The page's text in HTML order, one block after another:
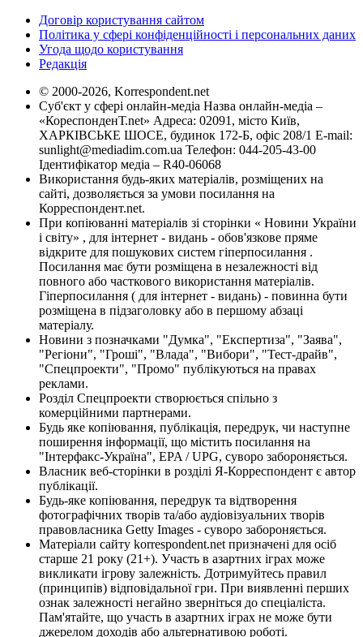
Договір користування сайтом
Політика у сфері конфіденційності і персональних даних
Угода щодо користування
Редакція
© 2000-2026, Korrespondent.net
Суб'єкт у сфері онлайн-медіа Назва онлайн-медіа –
«КореспонденТ.net» Адреса: 02091, місто Київ,
ХАРКІВСЬКЕ ШОСЕ, будинок 172-Б, офіс 208/1 E-mail:
sunlight@mediadim.com.ua Телефон: 044-205-43-00
Ідентифікатор медіа – R40-06068
Використання будь-яких матеріалів, розміщених на
сайті, дозволяється за умови посилання на
Корреспондент.net.
При копіюванні матеріалів зі сторінки « Новини України
і світу» , для інтернет - видань - обов'язкове пряме
відкрите для пошукових систем гіперпосилання .
Посилання має бути розміщена в незалежності від
повного або часткового використання матеріалів.
Гіперпосилання ( для інтернет - видань) - повинна бути
розміщена в підзаголовку або в першому абзаці
матеріалу.
Новини з позначками "Думка", "Експертиза", "Заява",
"Регіони", "Гроші", "Влада", "Вибори", "Тест-драйв",
"Спецпроекти", "Промо" публікуються на правах
реклами.
Розділ Спецпроекти створюється спільно з
комерційними партнерами.
Будь яке копіювання, публікація, передрук, чи наступне
поширення інформації, що містить посилання на
"Інтерфакс-Україна", EPA / UPG, суворо забороняється.
Власник веб-сторінки в розділі Я-Корреспондент є автор
публікації.
Будь-яке копіювання, передрук та відтворення
фотографічних творів та/або аудіовізуальних творів
правовласника Getty Images - суворо забороняється.
Матеріали сайту korrespondent.net призначені для осіб
старше 21 року (21+). Участь в азартних іграх може
викликати ігрову залежність. Дотримуйтесь правил
(принципів) відповідальної гри. При виявленні перших
ознак залежності негайно зверніться до спеціаліста.
Пам'ятайте, що участь в азартних іграх не може бути
джерелом доходів або альтернативою роботі.